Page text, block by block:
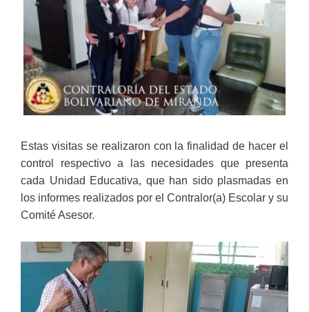
Estas visitas se realizaron con la finalidad de hacer el
control respectivo a las necesidades que presenta
cada Unidad Educativa, que han sido plasmadas en
los informes realizados por el Contralor(a) Escolar y su
Comité Asesor.